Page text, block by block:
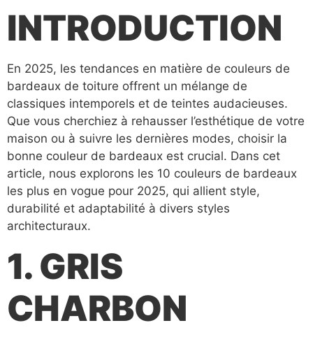
INTRODUCTION
En 2025, les tendances en matière de couleurs de
bardeaux de toiture offrent un mélange de
classiques intemporels et de teintes audacieuses.
Que vous cherchiez à rehausser l’esthétique de votre
maison ou à suivre les dernières modes, choisir la
bonne couleur de bardeaux est crucial. Dans cet
article, nous explorons les 10 couleurs de bardeaux
les plus en vogue pour 2025, qui allient style,
durabilité et adaptabilité à divers styles
architecturaux.
1. GRIS
CHARBON